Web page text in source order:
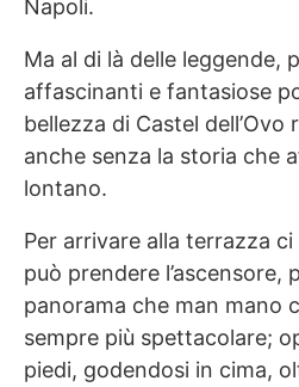
Napoli.
Ma al di là delle leggende,
affascinanti e fantasiose
bellezza di Castel dell’Ovo
anche senza la storia che
lontano.
Per arrivare alla terrazza
può prendere l’ascensore,
panorama che man mano
sempre più spettacolare;
piedi, godendosi in cima,